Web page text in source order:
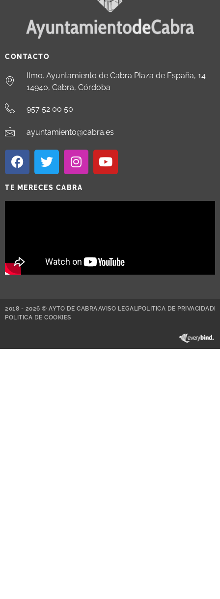
CONTACTO
Ilmo. Ayuntamiento de Cabra Plaza de España, 14
14940, Cabra, Córdoba
957 52 00 50
ayuntamiento@cabra.es
TE MERECES CABRA
2018 - 2026 © AYTO DE CABRAAVISO LEGAL POLITICA DE PRIVACIDAD
POLITICA DE COOKIES